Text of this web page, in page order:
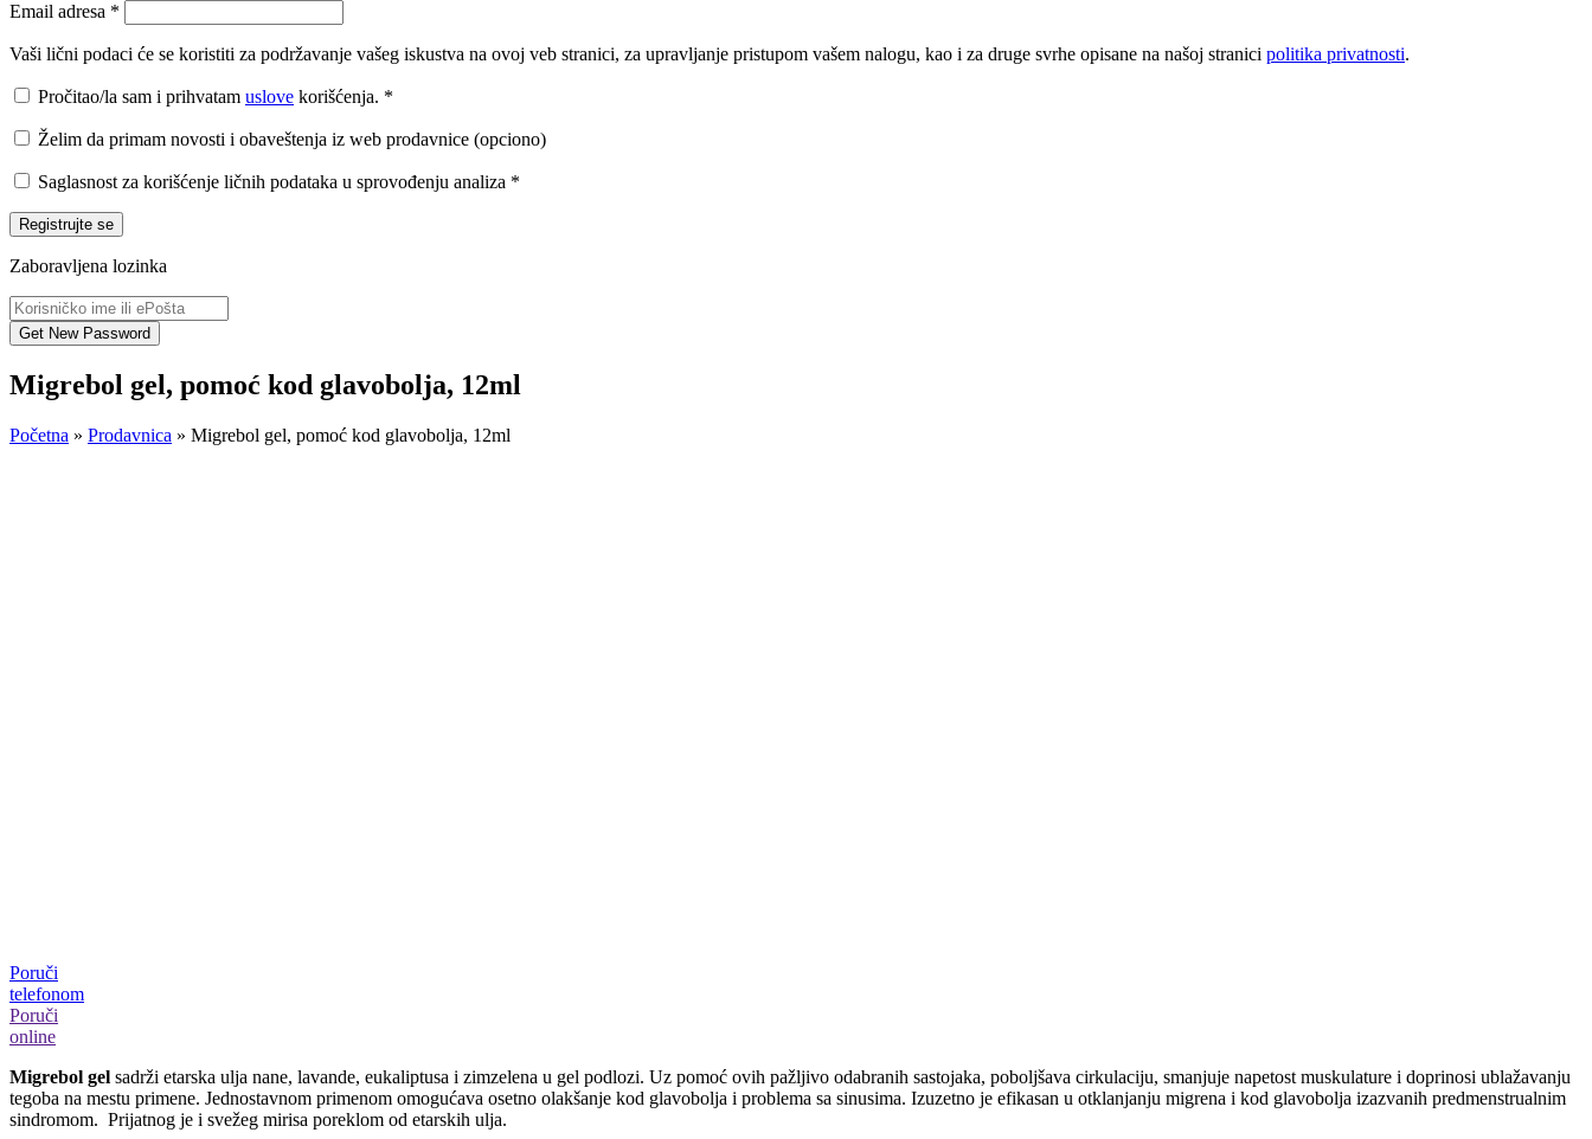
Email adresa *
Vaši lični podaci će se koristiti za podržavanje vašeg iskustva na ovoj veb stranici, za upravljanje pristupom vašem nalogu, kao i za druge svrhe opisane na našoj stranici politika privatnosti.
Pročitao/la sam i prihvatam uslove korišćenja. *
Želim da primam novosti i obaveštenja iz web prodavnice (opciono)
Saglasnost za korišćenje ličnih podataka u sprovođenju analiza *
Registrujte se
Zaboravljena lozinka
Migrebol gel, pomoć kod glavobolja, 12ml
Početna » Prodavnica » Migrebol gel, pomoć kod glavobolja, 12ml
Poruči
telefonom
Poruči
online
Migrebol gel sadrži etarska ulja nane, lavande, eukaliptusa i zimzelena u gel podlozi. Uz pomoć ovih pažljivo odabranih sastojaka, poboljšava cirkulaciju, smanjuje napetost muskulature i doprinosi ublažavanju
tegoba na mestu primene. Jednostavnom primenom omogućava osetno olakšanje kod glavobolja i problema sa sinusima. Izuzetno je efikasan u otklanjanju migrena i kod glavobolja izazvanih predmenstrualnim
sindromom. Prijatnog je i svežeg mirisa poreklom od etarskih ulja.